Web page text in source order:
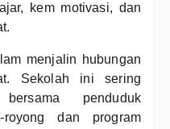
kem motivasi, dan
menjalin hubungan
Sekolah ini sering
penduduk
royong dan program